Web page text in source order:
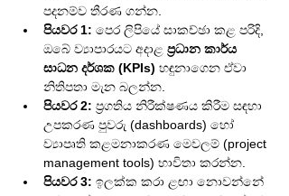
පදනම්ව තීරණ ගන්න.
පියවර 1: පෙර ලිපියේ සාකච්ඡා කළ පරිදි,
ඔබේ ව්‍යාපාරයට අදාළ ප්‍රධාන කාර්ය
සාධන දර්ශක (KPIs) හඳුනාගෙන ඒවා
නිතිපතා මැන බලන්න.
පියවර 2: ප්‍රගතිය නිරීක්ෂණය කිරීම සඳහා
උපකරණ පුවරු (dashboards) හෝ
ව්‍යාපෘති කළමනාකරණ මෙවලම් (project
management tools) භාවිතා කරන්න.
පියවර 3: ඉලක්ක කරා ළඟා නොවන්නේ